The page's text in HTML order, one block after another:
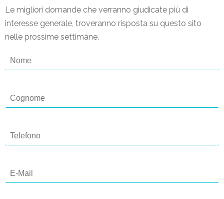
Le migliori domande che verranno giudicate più di
interesse generale, troveranno risposta su questo sito
nelle prossime settimane.